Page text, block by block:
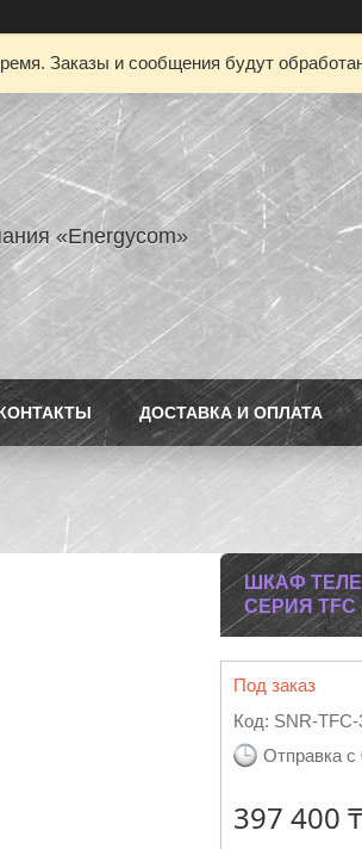
Заказы и сообщения будут
«Energycom»
ДОСТАВКА И ОПЛАТА
ШКАФ
СЕРИЯ TFC
Под заказ
Код: SNR-
Отправка с
397 400 ₸